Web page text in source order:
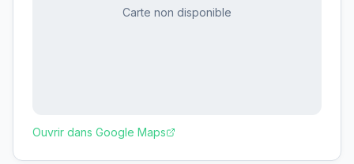
Carte non disponible
Ouvrir dans Google Maps